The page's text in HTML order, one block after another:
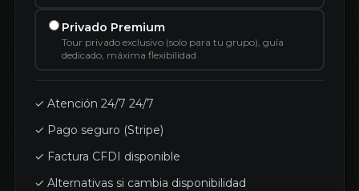
Privado Premium
Tour privado exclusivo (solo para tu grupo), guía
dedicado, máxima flexibilidad
✓ Atención 24/7 24/7
✓ Pago seguro (Stripe)
✓ Factura CFDI disponible
✓ Alternativas si cambia disponibilidad